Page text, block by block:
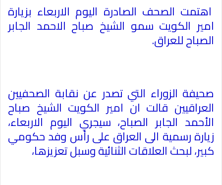
اهتمت الصحف الصادرة اليوم الاربعاء بزيارة
امير الكويت سمو الشيخ صباح الاحمد الجابر
الصباح للعراق.
صحيفة الزوراء التي تصدر عن نقابة الصحفيين
العراقيين قالت ان امير الكويت الشیخ صباح
الأحمد الجابر الصباح، سيجري اليوم الاربعاء،
زيارة رسمية الى العراق على رأس وفد حكومي
كبير، لبحث العلاقات الثنائية وسبل تعزيزها،